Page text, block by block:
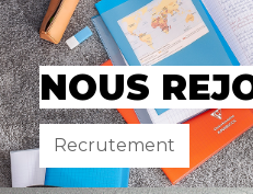
NOUS
Recrutement